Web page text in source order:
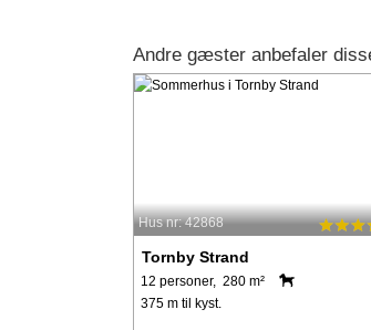
Andre gæster anbefaler
Hus nr: 42868
Tornby Strand
12 personer, 280 m²
375 m til kyst.